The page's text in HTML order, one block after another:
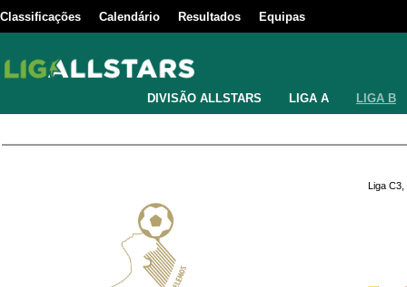
Classificações Calendário Resultados Equipas
DIVISÃO ALLSTARS LIGA A LIGA B
Liga C3,